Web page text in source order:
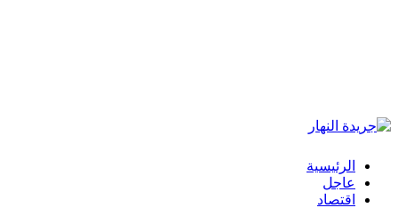
الرئيسية
عاجل
اقتصاد